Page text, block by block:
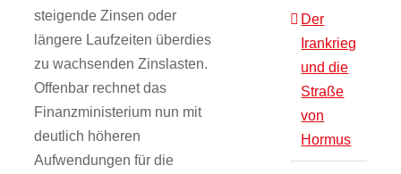
steigende Zinsen oder
längere Laufzeiten überdies
zu wachsenden Zinslasten.
Offenbar rechnet das
Finanzministerium nun mit
deutlich höheren
Aufwendungen für die
Der
Irankrieg
und die
Straße
von
Hormus